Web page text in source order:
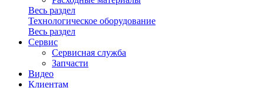
Весь раздел
Технологическое оборудование
Весь раздел
Сервис
Сервисная служба
Запчасти
Видео
Клиентам